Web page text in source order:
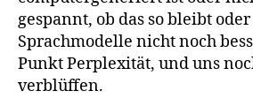
gespannt, ob das so bleibt
Sprachmodelle nicht noch
Punkt Perplexität, und uns
verblüffen.